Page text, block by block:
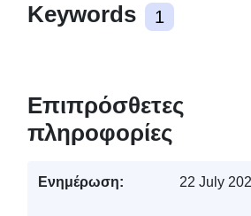
Keywords 1
Επιπρόσθετες
πληροφορίες
Ενημέρωση: 22 July